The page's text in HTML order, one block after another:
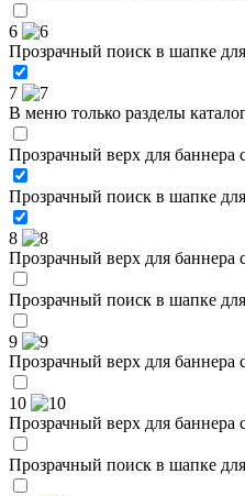
6
Прозрачный поиск в шапке
7
В меню только разделы
Прозрачный верх для баннера
Прозрачный поиск в шапке
8
Прозрачный верх для баннера
Прозрачный поиск в шапке
9
Прозрачный верх для баннера
10
Прозрачный верх для баннера
Прозрачный поиск в шапке